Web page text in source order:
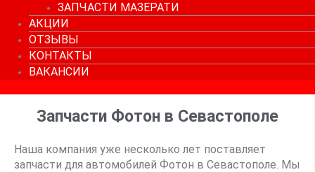
ЗАПЧАСТИ МАЗЕРАТИ
АКЦИИ
ОТЗЫВЫ
КОНТАКТЫ
ВАКАНСИИ
Запчасти Фотон в Севастополе
Наша компания уже несколько лет поставляет
запчасти для автомобилей Фотон в Севастополе. Мы